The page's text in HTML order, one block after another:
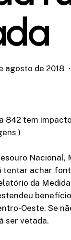
agosto de 2018
842 tem
)
tentar achar
da
Oeste. Se
ser vetada.